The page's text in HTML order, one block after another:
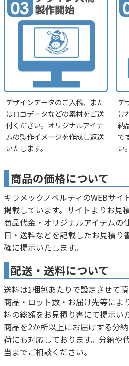
デザインデータのご入稿、また
はロゴデータなどの素材をご送
付ください。オリジナルアイテ
ムの製作イメージを作成し返送
いたします。
デ
け
納
で
い。
商品の価格について
キラメックノベルティのWEBサイ
掲載しています。サイトよりお見
商品代金・オリジナルアイテムの
日・送料などを記載したお見積り
確に提示いたします。
配送・送料について
送料は1梱包あたりで設定させて
商品・ロット数・お届け先等によ
料の総額をお見積り書にて提示い
商品を2か所以上にお届けする分
荷にも対応しております。分納や
当までご相談ください。